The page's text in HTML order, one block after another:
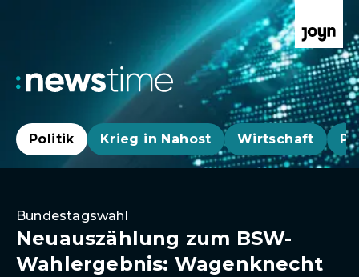
Politik Krieg in Nahost Wirtschaft
Bundestagswahl
Neuauszählung zum BSW-
Wahlergebnis: Wagenknecht